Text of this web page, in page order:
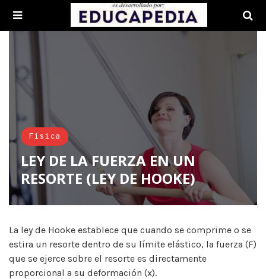
Física
LEY DE LA FUERZA EN UN
RESORTE (LEY DE HOOKE)
La ley de Hooke establece que cuando se comprime o se
estira un resorte dentro de su límite elástico, la fuerza (F)
que se ejerce sobre el resorte es directamente
proporcional a su deformación (x).